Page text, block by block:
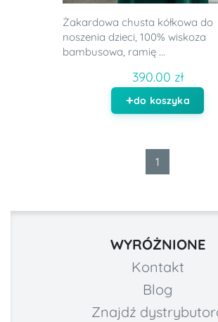
Żakardowa chusta kółkowa do
noszenia dzieci, 100% wiskoza
bambusowa, ramię ...
390.00 zł
do koszyka
1
WYRÓŻNIONE
Kontakt
Blog
Znajdź